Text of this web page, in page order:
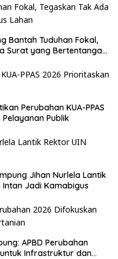
Bantah Tuduhan Fokal,
Surat yang Bertentangan
Perubahan KUA-PPAS
Publik
Jihan Nurlela Lantik
Intan Jadi Kamabigus
APBD Perubahan
Infrastruktur dan